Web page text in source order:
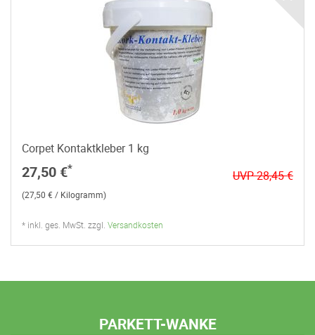
Corpet Kontaktkleber 1 kg
27,50 €*
UVP 28,45 €
(27,50 € / Kilogramm)
* inkl. ges. MwSt. zzgl. Versandkosten
PARKETT-WANKE